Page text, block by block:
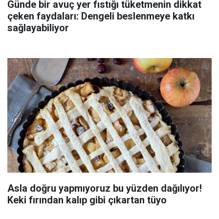
Günde bir avuç yer fıstığı tüketmenin dikkat
çeken faydaları: Dengeli beslenmeye katkı
sağlayabiliyor
Asla doğru yapmıyoruz bu yüzden dağılıyor!
Keki fırından kalıp gibi çıkartan tüyo